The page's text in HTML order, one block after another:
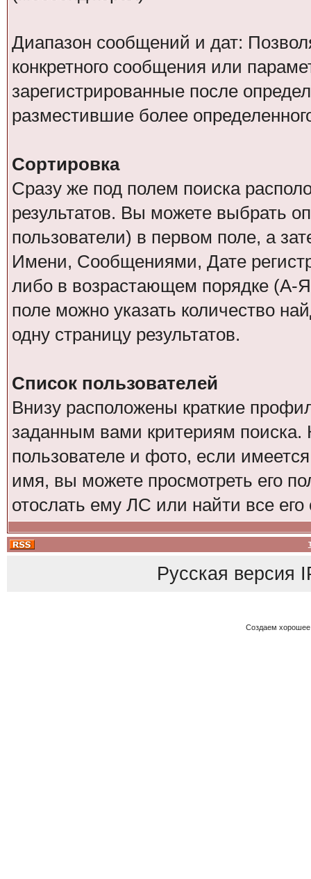
Диапазон сообщений и дат:
конкретного сообщения или
зарегистрированные после
разместившие более
Сортировка
Сразу же под полем поиска
результатов. Вы можете выбрать
пользователи) в первом поле, а
Имени, Сообщениями, Дате
либо в возрастающем порядке
поле можно указать количество
одну страницу результатов.
Список пользователей
Внизу расположены краткие
заданным вами критериям поиска.
пользователе и фото, если
имя, вы можете просмотреть его
отослать ему ЛС или найти все
Русская версия
Создаем